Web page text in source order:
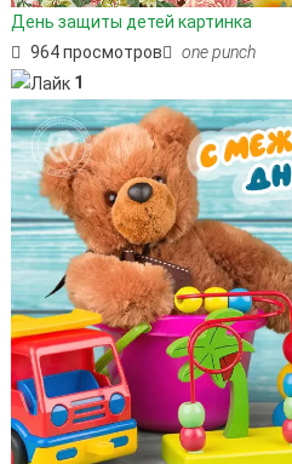
День защиты детей картинка
964 просмотров
one punch
1